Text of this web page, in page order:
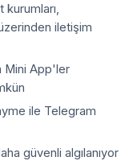
kurumları,
iletişim
Mini App'ler
ile Telegram
güvenli algılanıyor